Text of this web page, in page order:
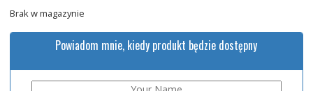
Brak w magazynie
Powiadom mnie, kiedy produkt będzie dostępny